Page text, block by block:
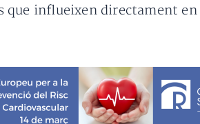
que influeixen directament